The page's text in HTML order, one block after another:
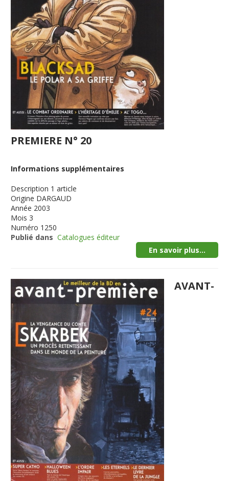
PREMIERE N° 20
Informations supplémentaires
Description 1 article
Origine DARGAUD
Année 2003
Mois 3
Numéro 1250
Publié dans Catalogues éditeur
En savoir plus...
AVANT-